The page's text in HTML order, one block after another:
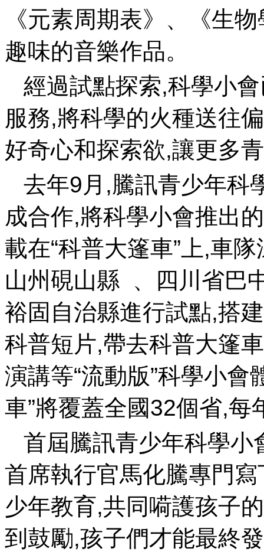
《元素周期表》、《
趣味的音樂作品。
經過試點探索,科學小
服務,將科學的火種送往
好奇心和探索欲,讓更多青
去年9月,騰訊青少年科
成合作,將科學小會推出的
載在“科普大篷車”上,車
山州硯山縣  、四川省巴
裕固自治縣進行試點,搭
科普短片,帶去科普大篷車嘉
演講等“流動版”科學小會體
車”將覆蓋全國32個省,每年
首屆騰訊青少年科學小
首席執行官馬化騰專門
少年教育,共同嗬護孩子
到鼓勵,孩子們才能最終